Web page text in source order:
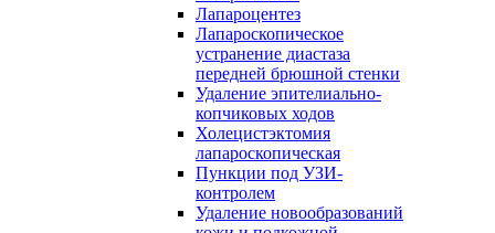
Лапароцентез
Лапароскопическое
устранение диастаза
передней брюшной стенки
Удаление эпителиально-
копчиковых ходов
Холецистэктомия
лапароскопическая
Пункции под УЗИ-
контролем
Удаление новообразований